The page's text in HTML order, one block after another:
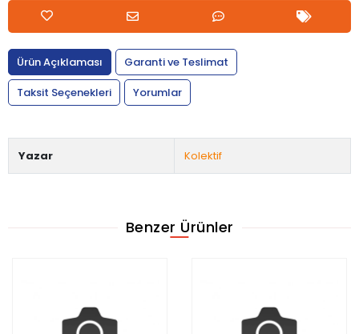
Ürün Açıklaması
Garanti ve Teslimat
Taksit Seçenekleri
Yorumlar
Yazar Kolektif
Benzer Ürünler